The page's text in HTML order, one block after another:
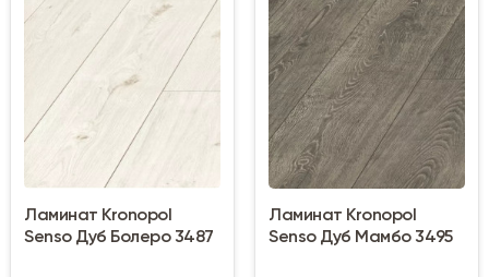
Ламинат Kronopol
Senso Дуб Болеро 3487
Ламинат Kronopol
Senso Дуб Мамбо 3495